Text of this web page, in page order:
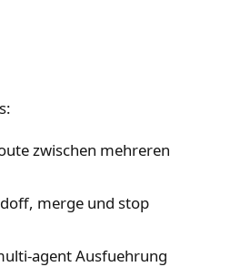
zwischen mehreren
merge und stop
agent Ausfuehrung